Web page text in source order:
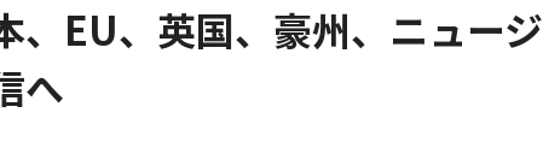
EU、英国、豪州、ニュージ
へ